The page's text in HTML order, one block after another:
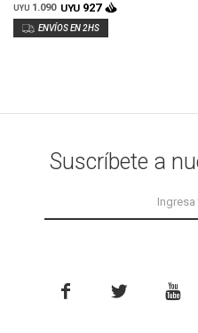
ALGODÓN - NACAR
UYU 1.090 UYU 927
Suscríbete a
  